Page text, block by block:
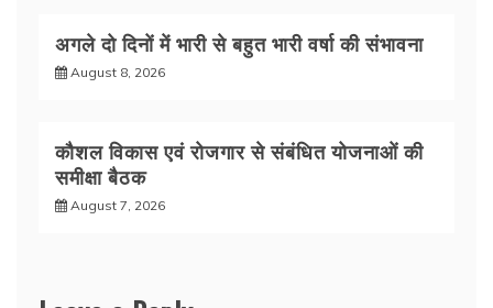
अगले दो दिनों में भारी से बहुत भारी वर्षा की संभावना
August 8, 2026
कौशल विकास एवं रोजगार से संबंधित योजनाओं की
समीक्षा बैठक
August 7, 2026